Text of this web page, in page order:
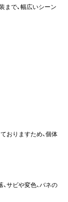
まで、幅広いシーン
おりますため、個体
サビや変色、バネの